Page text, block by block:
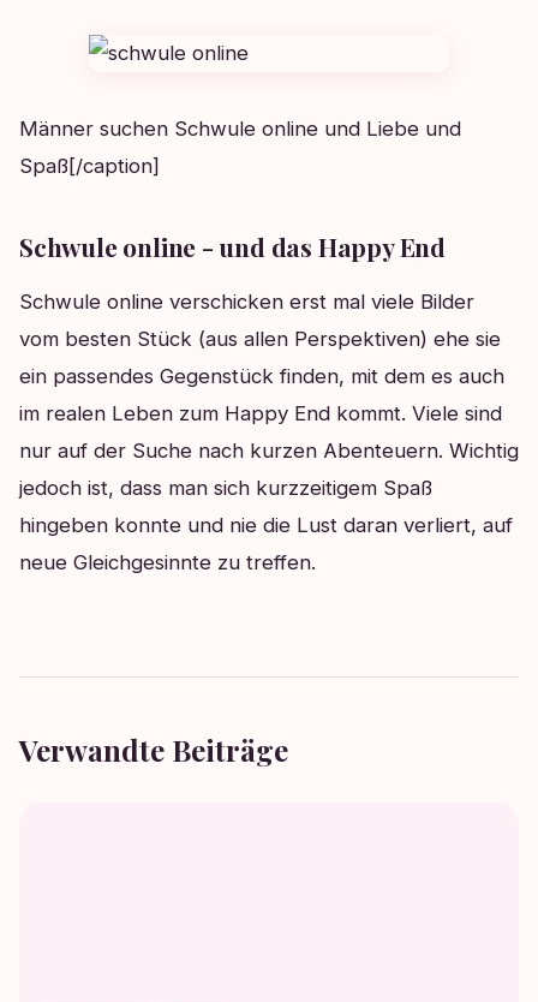
Männer suchen Schwule online und Liebe und
Spaß[/caption]
Schwule online - und das Happy End
Schwule online verschicken erst mal viele Bilder
vom besten Stück (aus allen Perspektiven) ehe sie
ein passendes Gegenstück finden, mit dem es auch
im realen Leben zum Happy End kommt. Viele sind
nur auf der Suche nach kurzen Abenteuern. Wichtig
jedoch ist, dass man sich kurzzeitigem Spaß
hingeben konnte und nie die Lust daran verliert, auf
neue Gleichgesinnte zu treffen.
Verwandte Beiträge